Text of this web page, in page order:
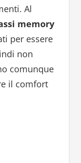
Al
memory
per essere
non
comunque
il comfort